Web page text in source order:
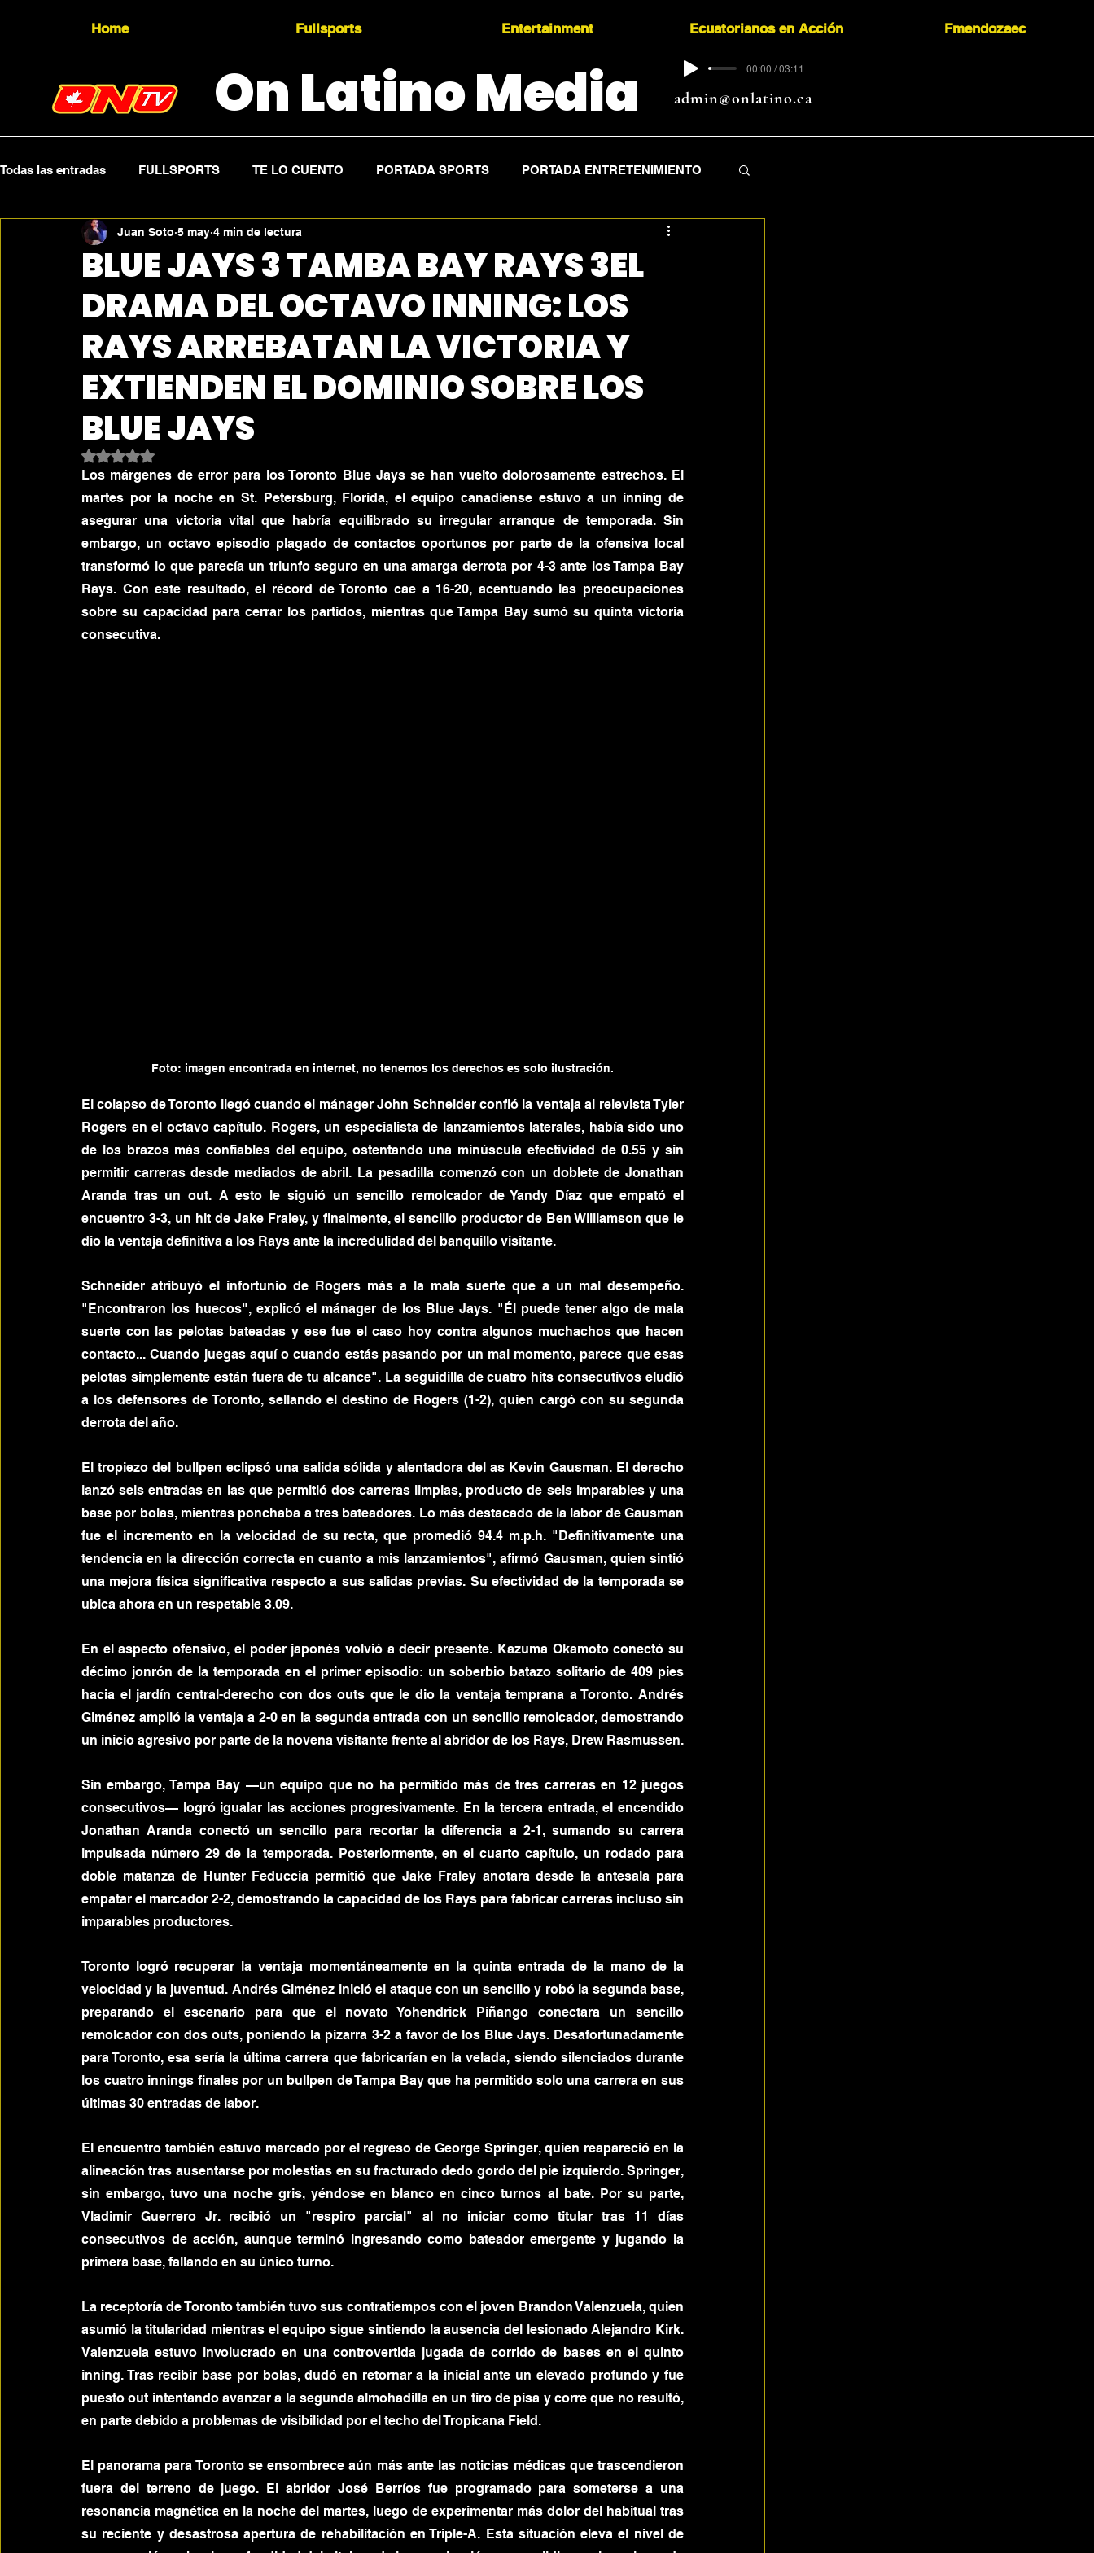
Home Fullsports Entertainment Ecuatorianos en Acción Fmendozaec
On Latino Media admin@onlatino.ca
00:00 / 03:11
Todas las entradas FULLSPORTS TE LO CUENTO PORTADA SPORTS PORTADA ENTRETENIMIENTO
Topicality PRESS RELEASE Press Sports
BLUE JAYS 3 TAMBA BAY RAYS 3EL
DRAMA DEL OCTAVO INNING: LOS
RAYS ARREBATAN LA VICTORIA Y
EXTIENDEN EL DOMINIO SOBRE LOS
BLUE JAYS
Juan Soto 5 may 4 min de lectura
Obtuvo NaN de 5 estrellas.
Los márgenes de error para los Toronto Blue Jays se han vuelto dolorosamente estrechos. El
martes por la noche en St. Petersburg, Florida, el equipo canadiense estuvo a un inning de
asegurar una victoria vital que habría equilibrado su irregular arranque de temporada. Sin
embargo, un octavo episodio plagado de contactos oportunos por parte de la ofensiva local
transformó lo que parecía un triunfo seguro en una amarga derrota por 4-3 ante los Tampa Bay
Rays. Con este resultado, el récord de Toronto cae a 16-20, acentuando las preocupaciones
sobre su capacidad para cerrar los partidos, mientras que Tampa Bay sumó su quinta victoria
consecutiva.
Foto: imagen encontrada en internet, no tenemos los derechos es solo ilustración.
El colapso de Toronto llegó cuando el mánager John Schneider confió la ventaja al relevista Tyler
Rogers en el octavo capítulo. Rogers, un especialista de lanzamientos laterales, había sido uno
de los brazos más confiables del equipo, ostentando una minúscula efectividad de 0.55 y sin
permitir carreras desde mediados de abril. La pesadilla comenzó con un doblete de Jonathan
Aranda tras un out. A esto le siguió un sencillo remolcador de Yandy Díaz que empató el
encuentro 3-3, un hit de Jake Fraley, y finalmente, el sencillo productor de Ben Williamson que le
dio la ventaja definitiva a los Rays ante la incredulidad del banquillo visitante.
Schneider atribuyó el infortunio de Rogers más a la mala suerte que a un mal desempeño.
"Encontraron los huecos", explicó el mánager de los Blue Jays. "Él puede tener algo de mala
suerte con las pelotas bateadas y ese fue el caso hoy contra algunos muchachos que hacen
contacto... Cuando juegas aquí o cuando estás pasando por un mal momento, parece que esas
pelotas simplemente están fuera de tu alcance". La seguidilla de cuatro hits consecutivos eludió
a los defensores de Toronto, sellando el destino de Rogers (1-2), quien cargó con su segunda
derrota del año.
El tropiezo del bullpen eclipsó una salida sólida y alentadora del as Kevin Gausman. El derecho
lanzó seis entradas en las que permitió dos carreras limpias, producto de seis imparables y una
base por bolas, mientras ponchaba a tres bateadores. Lo más destacado de la labor de Gausman
fue el incremento en la velocidad de su recta, que promedió 94.4 m.p.h. "Definitivamente una
tendencia en la dirección correcta en cuanto a mis lanzamientos", afirmó Gausman, quien sintió
una mejora física significativa respecto a sus salidas previas. Su efectividad de la temporada se
ubica ahora en un respetable 3.09.
En el aspecto ofensivo, el poder japonés volvió a decir presente. Kazuma Okamoto conectó su
décimo jonrón de la temporada en el primer episodio: un soberbio batazo solitario de 409 pies
hacia el jardín central-derecho con dos outs que le dio la ventaja temprana a Toronto. Andrés
Giménez amplió la ventaja a 2-0 en la segunda entrada con un sencillo remolcador, demostrando
un inicio agresivo por parte de la novena visitante frente al abridor de los Rays, Drew Rasmussen.
Sin embargo, Tampa Bay —un equipo que no ha permitido más de tres carreras en 12 juegos
consecutivos— logró igualar las acciones progresivamente. En la tercera entrada, el encendido
Jonathan Aranda conectó un sencillo para recortar la diferencia a 2-1, sumando su carrera
impulsada número 29 de la temporada. Posteriormente, en el cuarto capítulo, un rodado para
doble matanza de Hunter Feduccia permitió que Jake Fraley anotara desde la antesala para
empatar el marcador 2-2, demostrando la capacidad de los Rays para fabricar carreras incluso sin
imparables productores.
Toronto logró recuperar la ventaja momentáneamente en la quinta entrada de la mano de la
velocidad y la juventud. Andrés Giménez inició el ataque con un sencillo y robó la segunda base,
preparando el escenario para que el novato Yohendrick Piñango conectara un sencillo
remolcador con dos outs, poniendo la pizarra 3-2 a favor de los Blue Jays. Desafortunadamente
para Toronto, esa sería la última carrera que fabricarían en la velada, siendo silenciados durante
los cuatro innings finales por un bullpen de Tampa Bay que ha permitido solo una carrera en sus
últimas 30 entradas de labor.
El encuentro también estuvo marcado por el regreso de George Springer, quien reapareció en la
alineación tras ausentarse por molestias en su fracturado dedo gordo del pie izquierdo. Springer,
sin embargo, tuvo una noche gris, yéndose en blanco en cinco turnos al bate. Por su parte,
Vladimir Guerrero Jr. recibió un "respiro parcial" al no iniciar como titular tras 11 días
consecutivos de acción, aunque terminó ingresando como bateador emergente y jugando la
primera base, fallando en su único turno.
La receptoría de Toronto también tuvo sus contratiempos con el joven Brandon Valenzuela, quien
asumió la titularidad mientras el equipo sigue sintiendo la ausencia del lesionado Alejandro Kirk.
Valenzuela estuvo involucrado en una controvertida jugada de corrido de bases en el quinto
inning. Tras recibir base por bolas, dudó en retornar a la inicial ante un elevado profundo y fue
puesto out intentando avanzar a la segunda almohadilla en un tiro de pisa y corre que no resultó,
en parte debido a problemas de visibilidad por el techo del Tropicana Field.
El panorama para Toronto se ensombrece aún más ante las noticias médicas que trascendieron
fuera del terreno de juego. El abridor José Berríos fue programado para someterse a una
resonancia magnética en la noche del martes, luego de experimentar más dolor del habitual tras
su reciente y desastrosa apertura de rehabilitación en Triple-A. Esta situación eleva el nivel de